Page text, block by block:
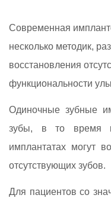
Современная
несколько методик,
восстановления
функциональности
Одиночные зубные
зубы, в то время
имплантатах могут
отсутствующих зубов.
Для пациентов со